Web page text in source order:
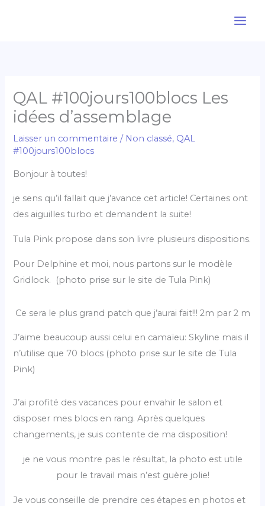
QAL #100jours100blocs Les
idées d’assemblage
Laisser un commentaire / Non classé, QAL
#100jours100blocs
Bonjour à toutes!
je sens qu’il fallait que j’avance cet article! Certaines ont
des aiguilles turbo et demandent la suite!
Tula Pink propose dans son livre plusieurs dispositions.
Pour Delphine et moi, nous partons sur le modèle
Gridlock. (photo prise sur le site de Tula Pink)
Ce sera le plus grand patch que j’aurai fait!!! 2m par 2 m
J’aime beaucoup aussi celui en camaïeu: Skyline mais il
n’utilise que 70 blocs (photo prise sur le site de Tula
Pink)
J’ai profité des vacances pour envahir le salon et
disposer mes blocs en rang. Après quelques
changements, je suis contente de ma disposition!
je ne vous montre pas le résultat, la photo est utile
pour le travail mais n’est guère jolie!
Je vous conseille de prendre ces étapes en photos et